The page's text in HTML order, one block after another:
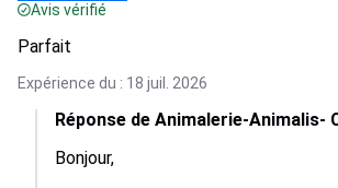
Avis vérifié
Parfait
Expérience du : 18 juil. 2026
Réponse de Animalerie-Animalis-
Bonjour,